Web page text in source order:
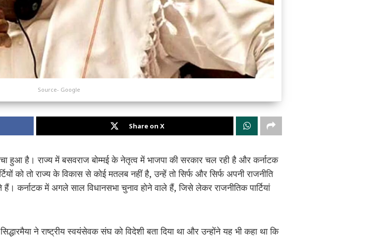
Source- Google
Share on X
हुआ है। राज्य में बसवराज बोम्मई के नेतृत्व में भाजपा की सरकार चल रही है और कर्नाटक
को तो राज्य के विकास से कोई मतलब नहीं है, उन्हें तो सिर्फ और सिर्फ अपनी राजनीति
कर्नाटक में अगले साल विधानसभा चुनाव होने वाले हैं, जिसे लेकर राजनीतिक पार्टियां
ने राष्ट्रीय स्वयंसेवक संघ को विदेशी बता दिया था और उन्होंने यह भी कहा था कि